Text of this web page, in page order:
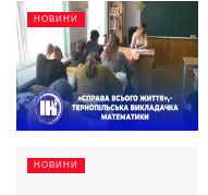
НОВИНИ
НОВИНИ